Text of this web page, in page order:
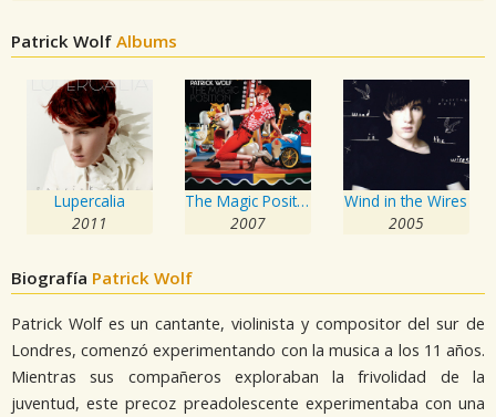
Patrick Wolf Albums
Lupercalia
2011
The Magic Position
2007
Wind in the Wires
2005
Biografía Patrick Wolf
Patrick Wolf es un cantante, violinista y compositor del sur de
Londres, comenzó experimentando con la musica a los 11 años.
Mientras sus compañeros exploraban la frivolidad de la
juventud, este precoz preadolescente experimentaba con una